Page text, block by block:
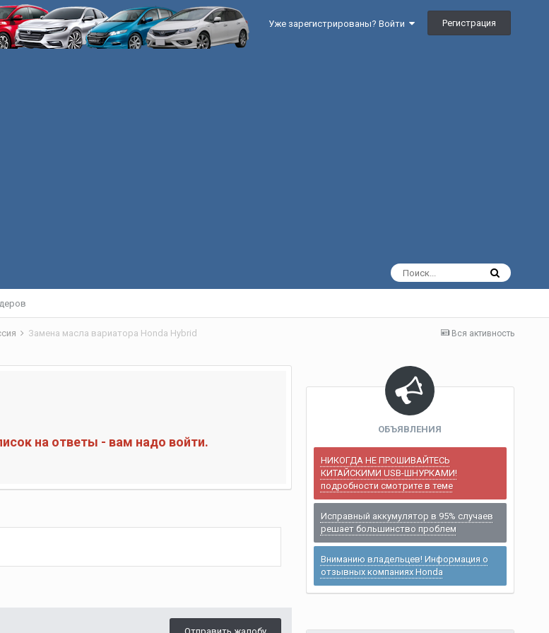
Уже зарегистрированы? Войти Регистрация
Вся активность
Замена масла вариатора Honda Hybrid
на ответы - вам надо войти.
ОБЪЯВЛЕНИЯ
НИКОГДА НЕ ПРОШИВАЙТЕСЬ
КИТАЙСКИМИ USB-ШНУРКАМИ!
подробности смотрите в теме
Исправный аккумулятор в 95% случаев
решает большинство проблем
Вниманию владельцев! Информация о
отзывных компаниях Honda